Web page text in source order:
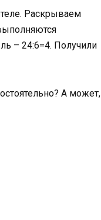
Раскрываем
– 24:6=4. Получили
А может,